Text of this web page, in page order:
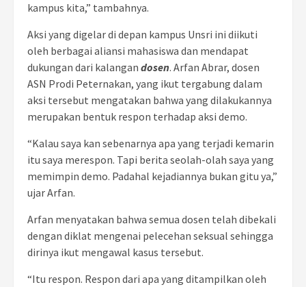
kampus kita,” tambahnya.
Aksi yang digelar di depan kampus Unsri ini diikuti
oleh berbagai aliansi mahasiswa dan mendapat
dukungan dari kalangan dosen. Arfan Abrar, dosen
ASN Prodi Peternakan, yang ikut tergabung dalam
aksi tersebut mengatakan bahwa yang dilakukannya
merupakan bentuk respon terhadap aksi demo.
“Kalau saya kan sebenarnya apa yang terjadi kemarin
itu saya merespon. Tapi berita seolah-olah saya yang
memimpin demo. Padahal kejadiannya bukan gitu ya,”
ujar Arfan.
Arfan menyatakan bahwa semua dosen telah dibekali
dengan diklat mengenai pelecehan seksual sehingga
dirinya ikut mengawal kasus tersebut.
“Itu respon. Respon dari apa yang ditampilkan oleh